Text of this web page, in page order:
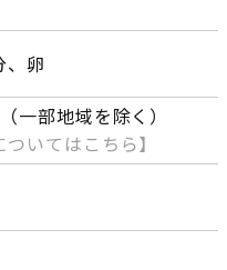
、卵
一部地域を除く）
ついてはこちら】